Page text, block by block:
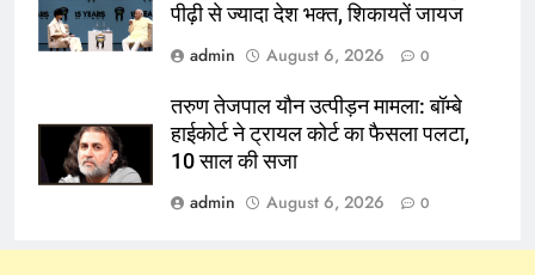
पीढ़ी से ज्यादा देश भक्त, शिकायतें जायज
admin
August 6, 2026 0
तरुण तेजपाल यौन उत्पीड़न मामला: बॉम्बे
हाईकोर्ट ने ट्रायल कोर्ट का फैसला पलटा,
10 साल की सजा
admin
August 6, 2026 0